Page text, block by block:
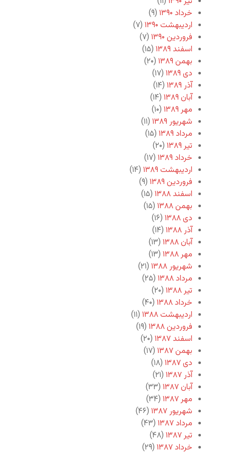
خرداد ۱۳۹۰
(۹)
اردیبهشت ۱۳۹۰
(۷)
فروردین ۱۳۹۰
(۷)
اسفند ۱۳۸۹
(۱۵)
بهمن ۱۳۸۹
(۲۰)
دی ۱۳۸۹
(۱۷)
آذر ۱۳۸۹
(۱۴)
آبان ۱۳۸۹
(۱۴)
مهر ۱۳۸۹
(۱۰)
شهریور ۱۳۸۹
(۱۱)
مرداد ۱۳۸۹
(۱۵)
تیر ۱۳۸۹
(۲۰)
خرداد ۱۳۸۹
(۱۷)
اردیبهشت ۱۳۸۹
(۱۴)
فروردین ۱۳۸۹
(۹)
اسفند ۱۳۸۸
(۱۵)
بهمن ۱۳۸۸
(۱۵)
دی ۱۳۸۸
(۱۶)
آذر ۱۳۸۸
(۱۴)
آبان ۱۳۸۸
(۱۳)
مهر ۱۳۸۸
(۱۳)
شهریور ۱۳۸۸
(۲۱)
مرداد ۱۳۸۸
(۲۵)
تیر ۱۳۸۸
(۲۰)
خرداد ۱۳۸۸
(۴۰)
اردیبهشت ۱۳۸۸
(۱۱)
فروردین ۱۳۸۸
(۱۹)
اسفند ۱۳۸۷
(۲۰)
بهمن ۱۳۸۷
(۱۷)
دی ۱۳۸۷
(۱۸)
آذر ۱۳۸۷
(۲۱)
آبان ۱۳۸۷
(۳۳)
مهر ۱۳۸۷
(۳۴)
شهریور ۱۳۸۷
(۴۶)
مرداد ۱۳۸۷
(۴۳)
تیر ۱۳۸۷
(۴۸)
خرداد ۱۳۸۷
(۲۹)